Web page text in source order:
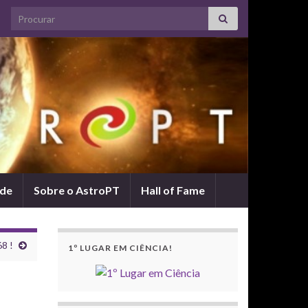
Search for:
Sobre o AstroPT Hall of Fame
! 1º LUGAR EM CIÊNCIA!